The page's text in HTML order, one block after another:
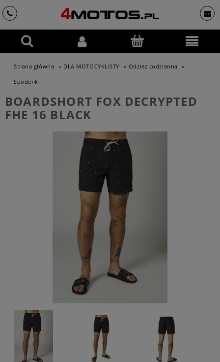
Strona główna » DLA MOTOCYKLISTY » Odzież codzienna »
Spodenki
BOARDSHORT FOX DECRYPTED
FHE 16 BLACK